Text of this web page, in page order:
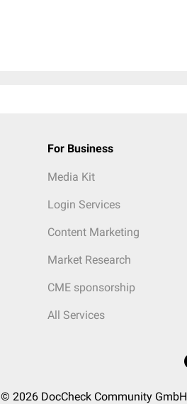
For Business
Media Kit
Login Services
Content Marketing
Market Research
CME sponsorship
All Services
© 2026 DocCheck Community GmbH